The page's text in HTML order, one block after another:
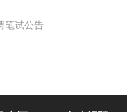
笔试公告